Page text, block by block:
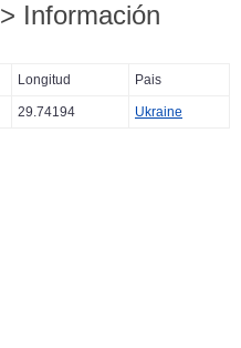
> Información
Longitud Pais
29.74194 Ukraine